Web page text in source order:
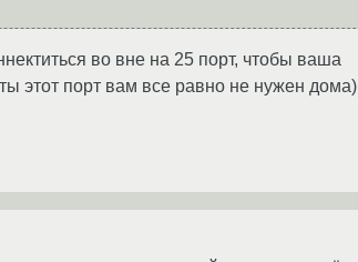
во вне на 25 порт, чтобы ваша
этот порт вам все равно не нужен дома)